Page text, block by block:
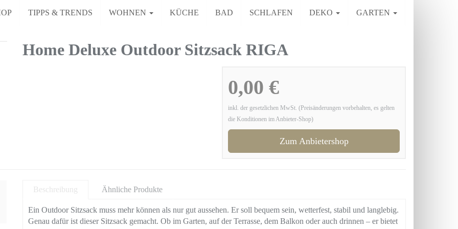
TIPPS & TRENDS WOHNEN KÜCHE BAD SCHLAFEN DEKO GARTEN
Home Deluxe Outdoor Sitzsack RIGA
0,00 €
inkl. der gesetzlichen MwSt. (Preisänderungen vorbehalten, es gelten
die Konditionen im Anbieter-Shop)
Zum Anbietershop
Beschreibung Ähnliche Produkte
Ein Outdoor Sitzsack muss mehr können als nur gut aussehen. Er soll bequem sein, wetterfest, stabil und langlebig.
Genau dafür ist dieser Sitzsack gemacht. Ob im Garten, auf der Terrasse, dem Balkon oder auch drinnen – er bietet